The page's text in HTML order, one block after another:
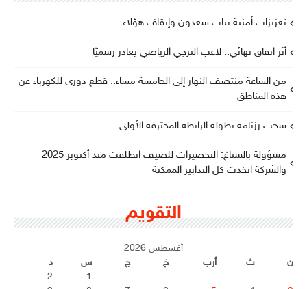
تعزيزات أمنية بباب سعدون وإيقاف هؤلاء
أثر اتفاق نهائي.. لاعب الترجي الرياضي يغادر رسميًا
من الساعة منتصف النهار إلى الخامسة مساء.. قطع دوري للكهرباء عن
هذه المناطق
سحب رزنامة بطولة الرابطة المحترفة الأولى
مسؤولة بالستاغ: التحضيرات للصيف انطلقت منذ أكتوبر 2025
والشركة اتخذت كل التدابير الممكنة
التقويم
أغسطس 2026
ن
ث أرب خ ج س
د
1
2